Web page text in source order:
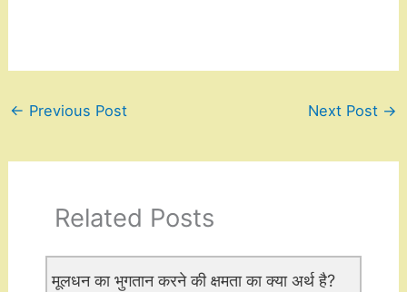
← Previous Post Next Post →
Related Posts
मूलधन का भुगतान करने की क्षमता का क्या अर्थ है?